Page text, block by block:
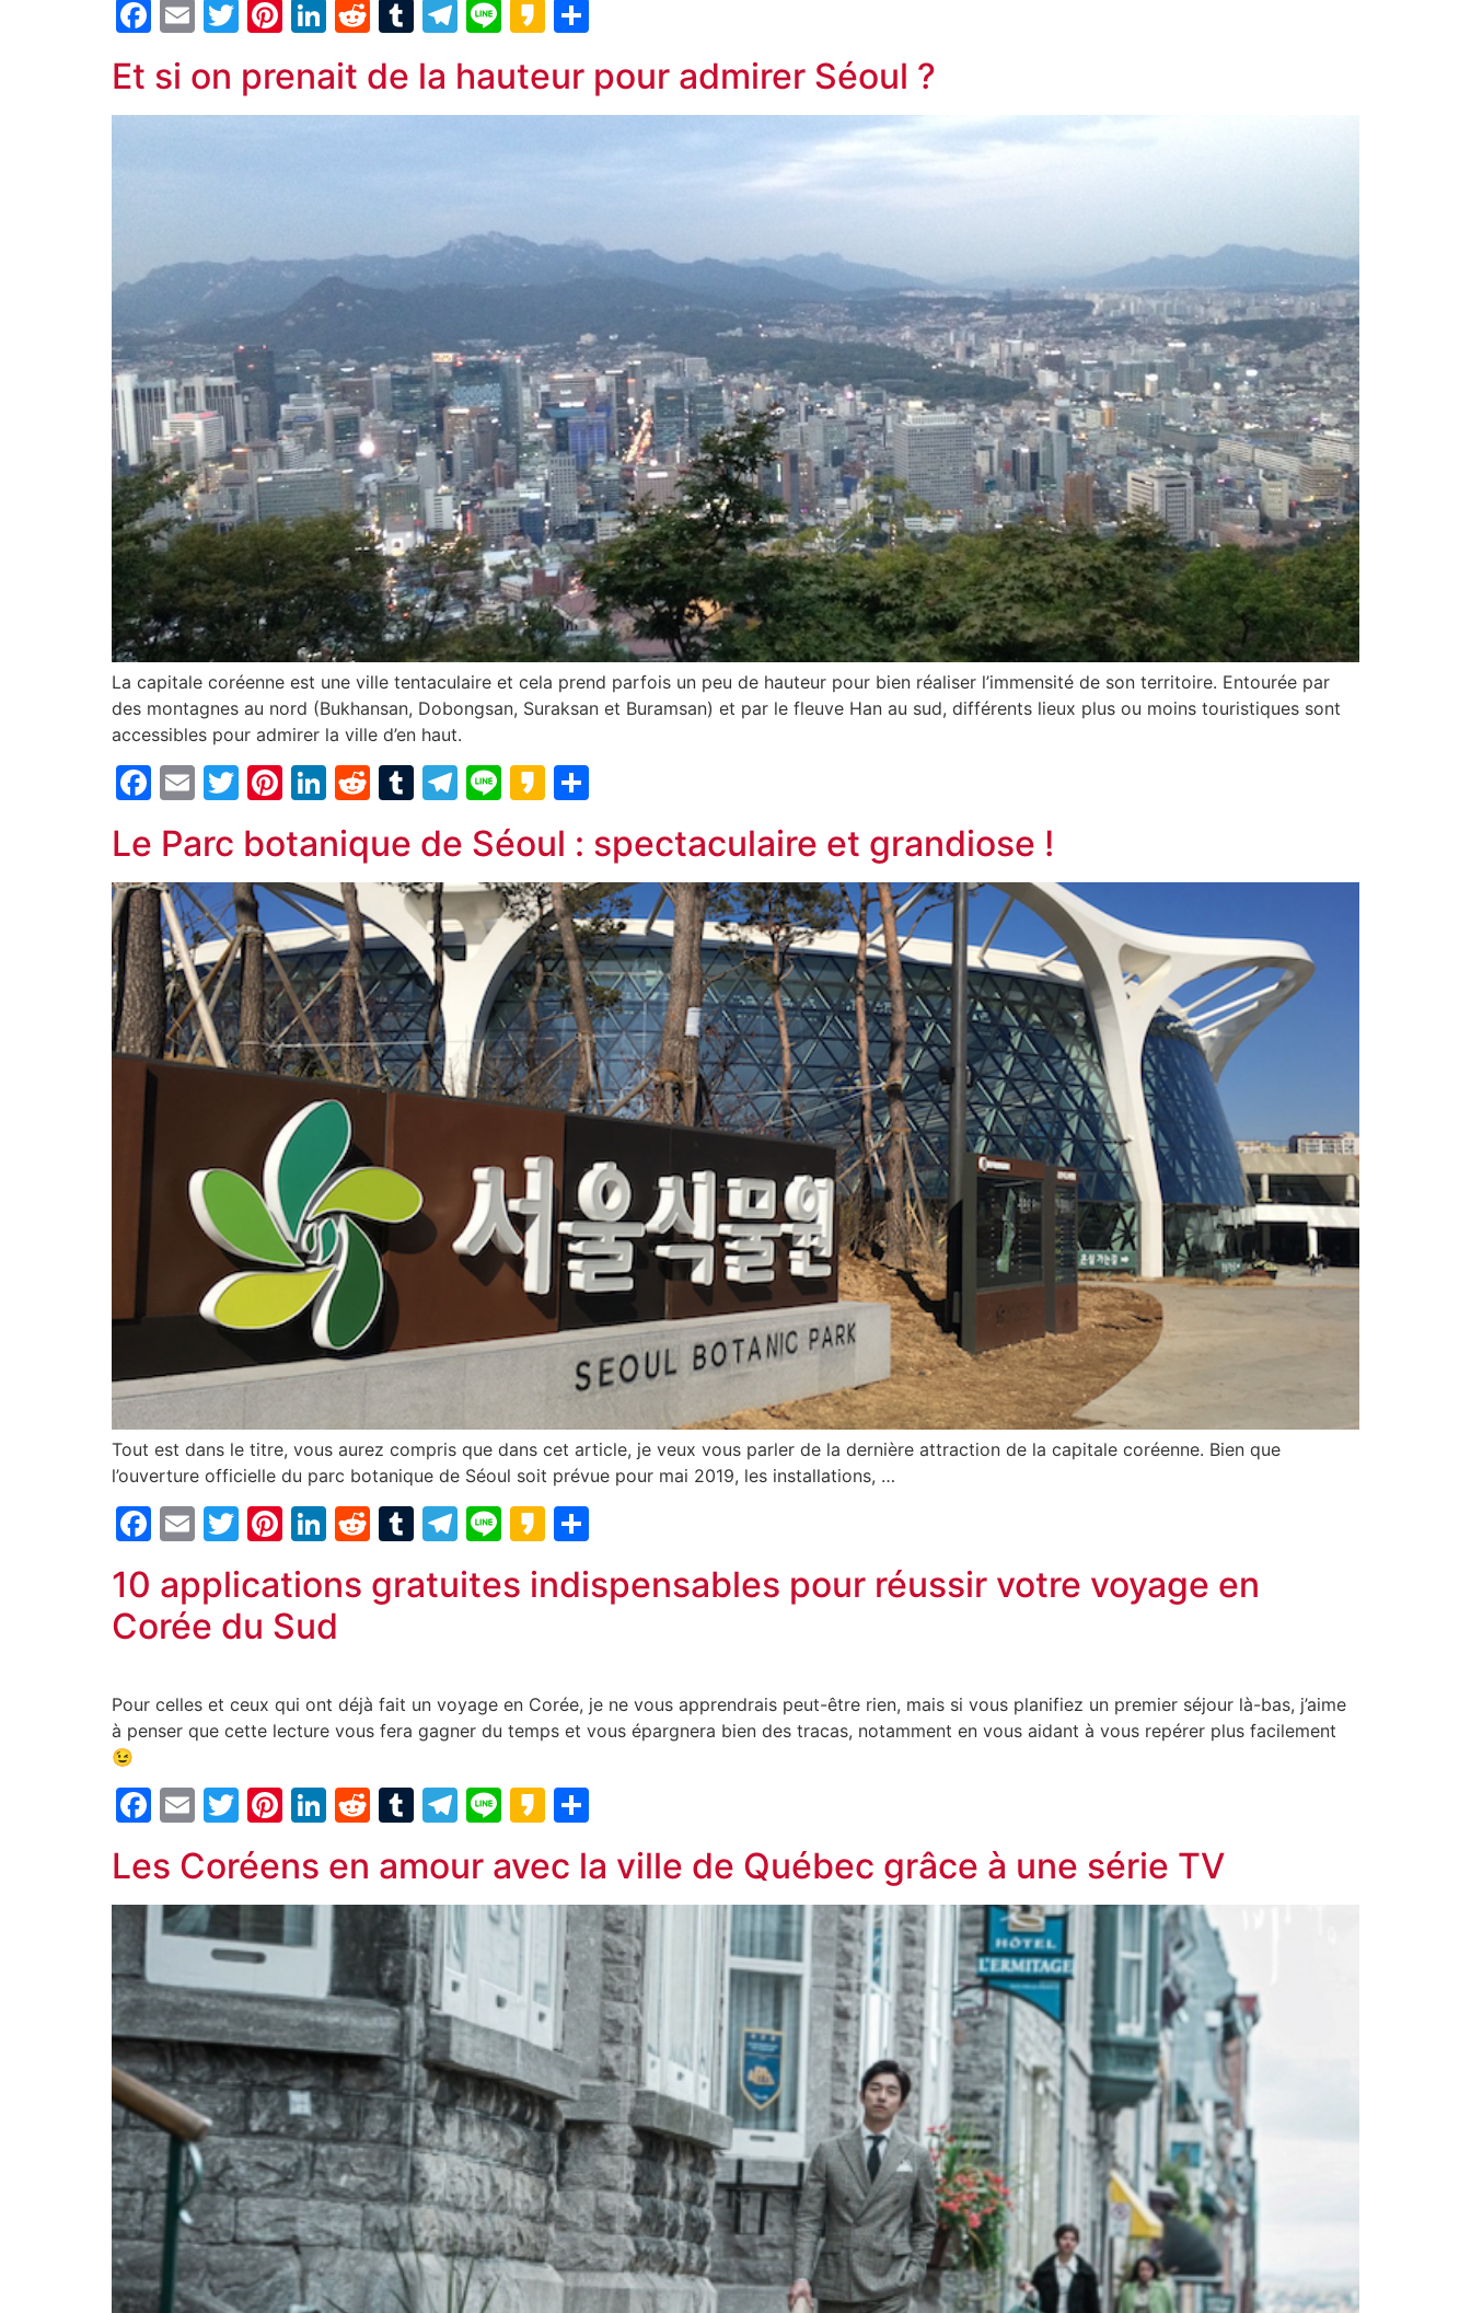
Facebook
EmailTwitter
Pinterest
LinkedIn
Reddit
Tumblr
Telegram
LineKakao
Et si on prenait de la hauteur pour admirer Séoul ?
La capitale coréenne est une ville tentaculaire et cela prend parfois un peu de hauteur pour bien réaliser l’immensité de son territoire. Entourée par
des montagnes au nord (Bukhansan, Dobongsan, Suraksan et Buramsan) et par le fleuve Han au sud, différents lieux plus ou moins touristiques sont
accessibles pour admirer la ville d’en haut.
Facebook
EmailTwitter
Pinterest
LinkedIn
Reddit
Tumblr
Telegram
LineKakao
Le Parc botanique de Séoul : spectaculaire et grandiose !
Tout est dans le titre, vous aurez compris que dans cet article, je veux vous parler de la dernière attraction de la capitale coréenne. Bien que
l’ouverture officielle du parc botanique de Séoul soit prévue pour mai 2019, les installations, …
Facebook
EmailTwitter
Pinterest
LinkedIn
Reddit
Tumblr
Telegram
LineKakao
10 applications gratuites indispensables pour réussir votre voyage en
Corée du Sud
Pour celles et ceux qui ont déjà fait un voyage en Corée, je ne vous apprendrais peut-être rien, mais si vous planifiez un premier séjour là-bas, j’aime
à penser que cette lecture vous fera gagner du temps et vous épargnera bien des tracas, notamment en vous aidant à vous repérer plus facilement
😉
Facebook
EmailTwitter
Pinterest
LinkedIn
Reddit
Tumblr
Telegram
LineKakao
Les Coréens en amour avec la ville de Québec grâce à une série TV